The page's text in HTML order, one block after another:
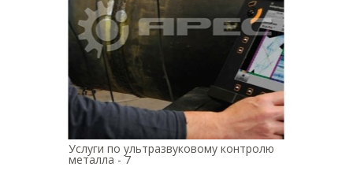
Услуги по ультразвуковому контролю
металла - 7